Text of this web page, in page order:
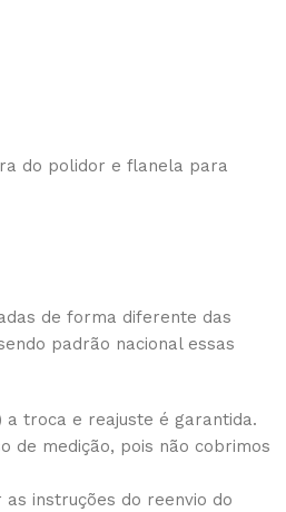
do polidor e flanela para
de forma diferente das
padrão nacional essas
a troca e reajuste é garantida.
medição, pois não cobrimos
instruções do reenvio do